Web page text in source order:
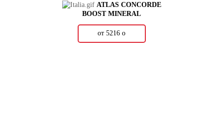
ATLAS CONCORDE
BOOST MINERAL
от 5216 о